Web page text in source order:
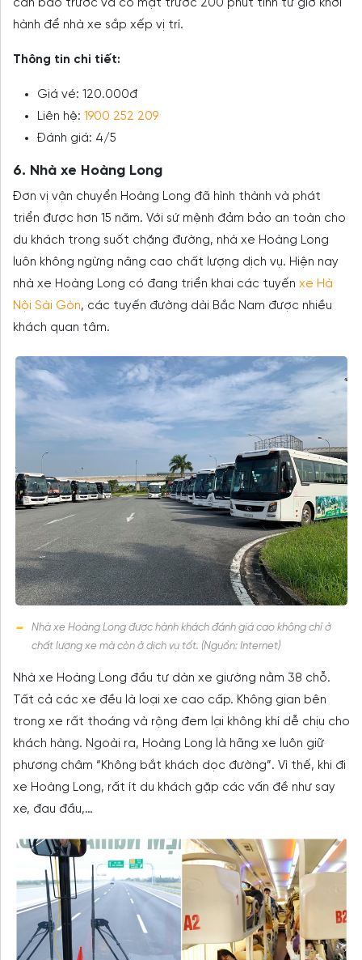
cần báo trước và có mặt trước 200 phút tính từ giờ khởi
hành để nhà xe sắp xếp vị trí.
Thông tin chi tiết:
Giá vé: 120.000đ
Liên hệ: 1900 252 209
Đánh giá: 4/5
6. Nhà xe Hoàng Long
Đơn vị vận chuyển Hoàng Long đã hình thành và phát
triển được hơn 15 năm. Với sứ mệnh đảm bảo an toàn cho
du khách trong suốt chặng đường, nhà xe Hoàng Long
luôn không ngừng nâng cao chất lượng dịch vụ. Hiện nay
nhà xe Hoàng Long có đang triển khai các tuyến xe Hà
Nội Sài Gòn, các tuyến đường dài Bắc Nam được nhiều
khách quan tâm.
Nhà xe Hoàng Long được hành khách đánh giá cao không chỉ ở
chất lượng xe mà còn ở dịch vụ tốt. (Nguồn: Internet)
Nhà xe Hoàng Long đầu tư dàn xe giường nằm 38 chỗ.
Tất cả các xe đều là loại xe cao cấp. Không gian bên
trong xe rất thoáng và rộng đem lại không khí dễ chịu cho
khách hàng. Ngoài ra, Hoàng Long là hãng xe luôn giữ
phương châm “Không bắt khách dọc đường”. Vì thế, khi đi
xe Hoàng Long, rất ít du khách gặp các vấn đề như say
xe, đau đầu,…